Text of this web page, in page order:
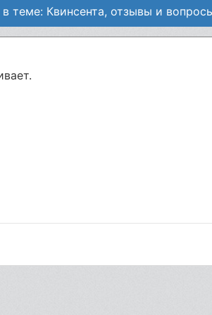
теме: Квинсента, отзывы и